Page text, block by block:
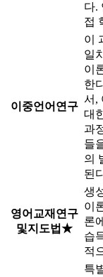
다.
접
이중언어연구
이
일
이
한
서,
대
과
들
의
된
영어교재연구
및지도법★
생
이
론
습
적
특